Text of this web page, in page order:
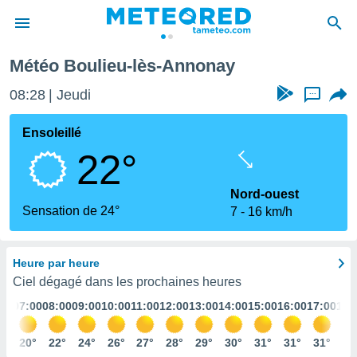
de
en
Météo Boulieu-lès-Annonay
08:28 Jeudi ...
Ensoleillé
22°
Sensation de 24°
Nord-ouest
7
16 km/h
Heure par heure
Ciel dégagé dans les prochaines heures
07:00
20°
08:00
22°
09:00
24°
10:00
26°
11:00
27°
12:00
28°
13:00
29°
14:00
30°
15:00
31°
16:00
31°
17:00
31°